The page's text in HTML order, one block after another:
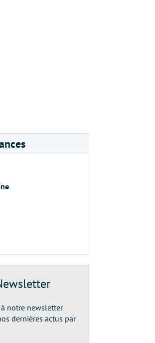
notre newsletter
dernières actus par